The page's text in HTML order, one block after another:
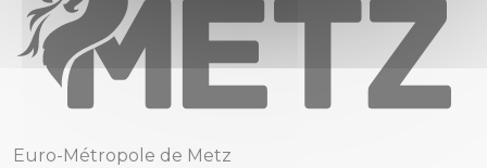
Euro-Métropole de Metz